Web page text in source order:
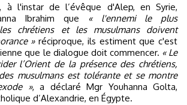
Ibrahim que
« l'ennemi le plus
chrétiens et les musulmans doivent
»réciproque, ils estiment que c'est
que le dialogue doit commencer. « Le
l’Orient de la présence des chrétiens,
musulmans est tolérante et se montre
», a déclaré Mgr Youhanna Golta,
d’Alexandrie, en Égypte.